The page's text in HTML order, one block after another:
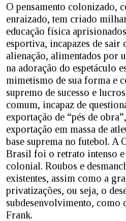
O pensamento colonizado,
enraizado, tem criado
educação física
esportiva, incapazes de sair
alienação, alimentados por
na adoração do espetáculo
mimetismo de sua forma e
supremo de sucesso e
comum, incapaz de
exportação de “pés de
exportação em massa de
base suprema no futebol. A
Brasil foi o retrato intenso
colonial. Roubos e
existentes, assim como a
privatizações, ou seja, o
subdesenvolvimento, como
Frank.